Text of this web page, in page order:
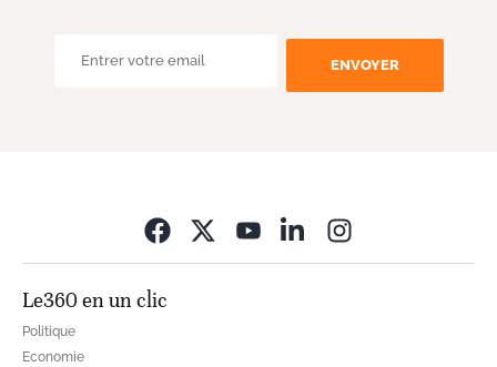
ENVOYER
Le360 en un clic
Politique
Economie